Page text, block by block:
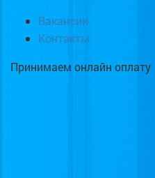
Вакансии
Контакты
Принимаем онлайн оплату